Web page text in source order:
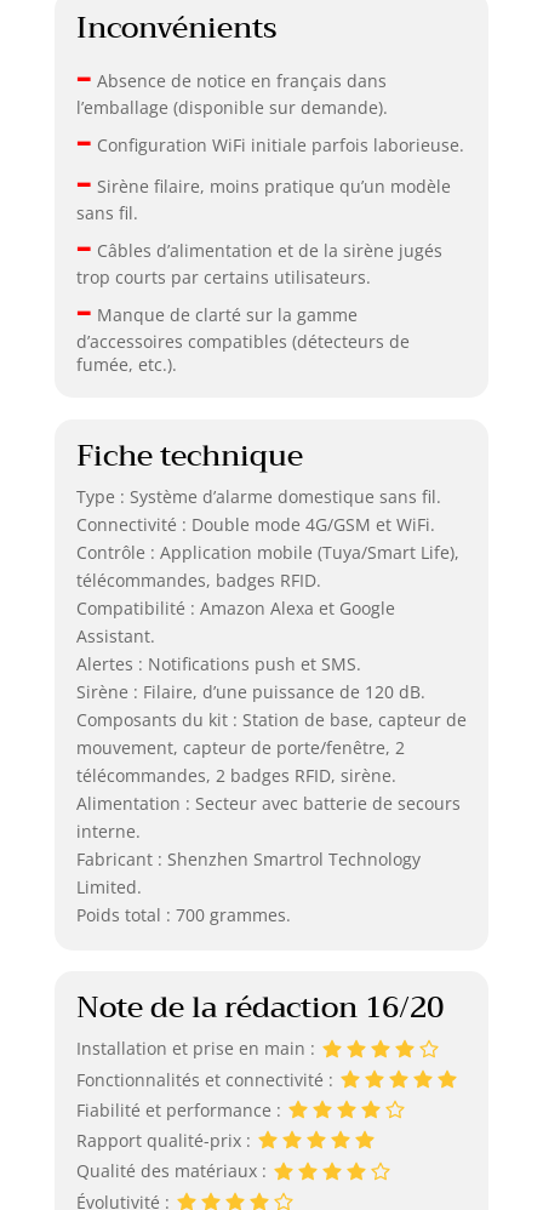
Inconvénients
– Absence de notice en français dans
l’emballage (disponible sur demande).
– Configuration WiFi initiale parfois laborieuse.
– Sirène filaire, moins pratique qu’un modèle
sans fil.
– Câbles d’alimentation et de la sirène jugés
trop courts par certains utilisateurs.
– Manque de clarté sur la gamme
d’accessoires compatibles (détecteurs de
fumée, etc.).
Fiche technique
Type : Système d’alarme domestique sans fil.
Connectivité : Double mode 4G/GSM et WiFi.
Contrôle : Application mobile (Tuya/Smart Life),
télécommandes, badges RFID.
Compatibilité : Amazon Alexa et Google
Assistant.
Alertes : Notifications push et SMS.
Sirène : Filaire, d’une puissance de 120 dB.
Composants du kit : Station de base, capteur de
mouvement, capteur de porte/fenêtre, 2
télécommandes, 2 badges RFID, sirène.
Alimentation : Secteur avec batterie de secours
interne.
Fabricant : Shenzhen Smartrol Technology
Limited.
Poids total : 700 grammes.
Note de la rédaction 16/20
Installation et prise en main :
Fonctionnalités et connectivité :
Fiabilité et performance :
Rapport qualité-prix :
Qualité des matériaux :
Évolutivité :